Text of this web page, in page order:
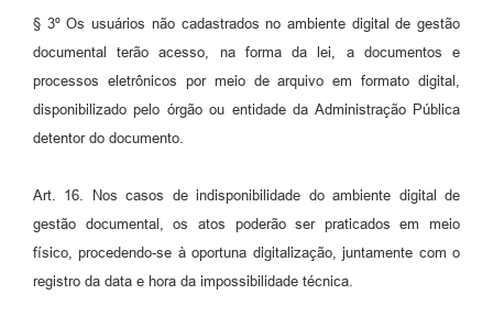
§ 3º Os usuários não cadastrados no ambiente digital de gestão
documental terão acesso, na forma da lei, a documentos e
processos eletrônicos por meio de arquivo em formato digital,
disponibilizado pelo órgão ou entidade da Administração Pública
detentor do documento.
Art. 16. Nos casos de indisponibilidade do ambiente digital de
gestão documental, os atos poderão ser praticados em meio
físico, procedendo-se à oportuna digitalização, juntamente com o
registro da data e hora da impossibilidade técnica.